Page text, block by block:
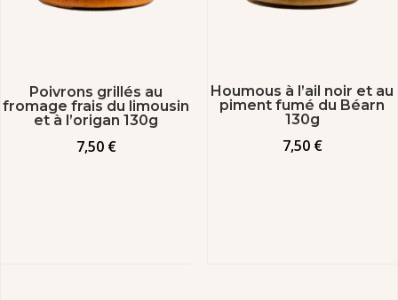
Poivrons grillés au
fromage frais du limousin
et à l’origan 130g
7,50 €
Houmous à l’ail noir et au
piment fumé du Béarn
130g
7,50 €